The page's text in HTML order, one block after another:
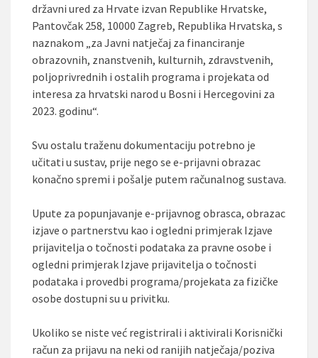
državni ured za Hrvate izvan Republike Hrvatske,
Pantovčak 258, 10000 Zagreb, Republika Hrvatska, s
naznakom „za Javni natječaj za financiranje
obrazovnih, znanstvenih, kulturnih, zdravstvenih,
poljoprivrednih i ostalih programa i projekata od
interesa za hrvatski narod u Bosni i Hercegovini za
2023. godinu“.
Svu ostalu traženu dokumentaciju potrebno je
učitati u sustav, prije nego se e-prijavni obrazac
konačno spremi i pošalje putem računalnog sustava.
Upute za popunjavanje e-prijavnog obrasca, obrazac
izjave o partnerstvu kao i ogledni primjerak Izjave
prijavitelja o točnosti podataka za pravne osobe i
ogledni primjerak Izjave prijavitelja o točnosti
podataka i provedbi programa/projekata za fizičke
osobe dostupni su u privitku.
Ukoliko se niste već registrirali i aktivirali Korisnički
račun za prijavu na neki od ranijih natječaja/poziva